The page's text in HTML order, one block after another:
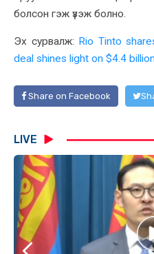
болсон гэж үзэж болно.
Эх сурвалж: Rio Tinto
deal shines light on $4.4
Share on Facebook
LIVE